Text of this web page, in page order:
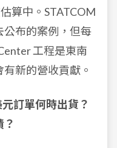
算中。STATCOM
公布的案例，但每
工程是東南
新的營收貢獻。
訂單何時出貨？